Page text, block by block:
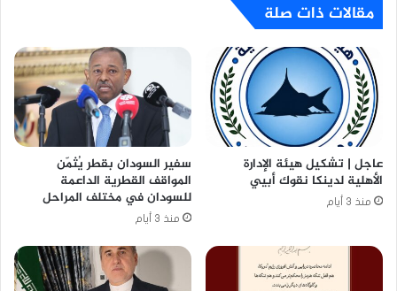
مقالات ذات صلة
عاجل | تشكيل هيئة الإدارة
الأهلية لدينكا نقوك أبيي
منذ 3 أيام
سفير السودان بقطر يُثمّن
المواقف القطرية الداعمة
للسودان في مختلف المراحل
منذ 3 أيام